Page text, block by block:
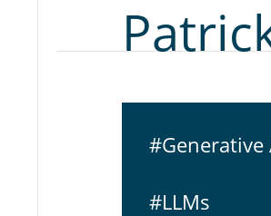
#Ge­ne­ra­ti­ve
#LLMs